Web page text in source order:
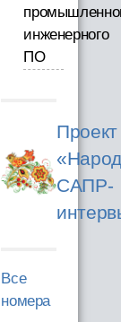
инженерного
ПО
Проект
САПР-
Все
номера